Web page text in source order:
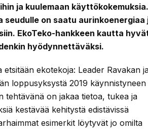
ja kuulemaan käyttökokemuksia.
seudulle on saatu aurinkoenergiaa
EkoTeko-hankkeen kautta
hyödynnettäväksi.
etsitään ekotekoja: Leader Ravakan
loppusyksystä 2019 käynnistyneen
tehtävänä on jakaa tietoa, tukea ja
kestävää kehitystä edistävissä
esimerkit löytyvät jo omilta